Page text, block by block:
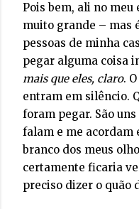
Pois bem, ali no meu
muito grande – mas
pessoas de minha
pegar alguma coisa
mais que eles, claro.
entram em silêncio.
foram pegar. São
falam e me acordam
branco dos meus
certamente ficaria
preciso dizer o quão